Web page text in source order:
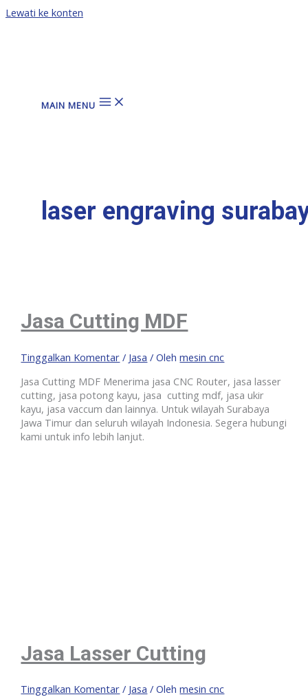
Lewati ke konten
MAIN MENU
laser engraving
Jasa Cutting MDF
Tinggalkan Komentar / Jasa / Olehmesin cnc
Jasa Cutting MDF Menerima jasa CNC Router, jasa lasser
cutting, jasa potong kayu, jasa cutting mdf, jasa ukir
kayu, jasa vaccum dan lainnya. Untuk wilayah Surabaya
Jawa Timur dan seluruh wilayah Indonesia. Segera hubungi
kami untuk info lebih lanjut.
Jasa Lasser Cutting
Tinggalkan Komentar / Jasa / Olehmesin cnc